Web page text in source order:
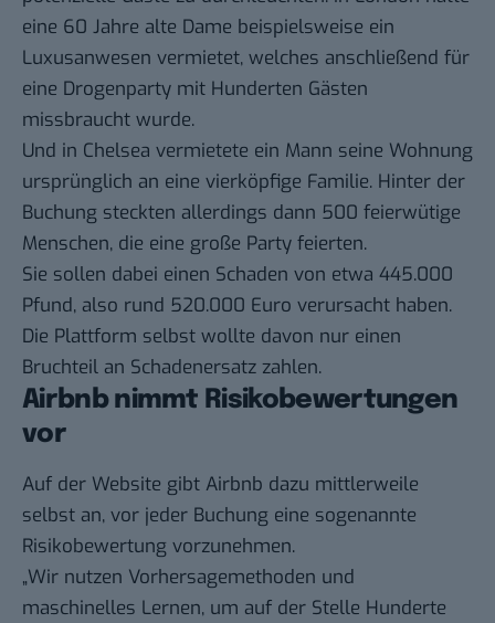
eine 60 Jahre alte Dame beispielsweise ein
Luxusanwesen vermietet, welches anschließend für
eine Drogenparty mit Hunderten Gästen
missbraucht wurde.
Und in Chelsea vermietete ein Mann seine Wohnung
ursprünglich an eine vierköpfige Familie. Hinter der
Buchung steckten allerdings dann 500 feierwütige
Menschen, die eine große Party feierten.
Sie sollen dabei einen Schaden von etwa 445.000
Pfund, also rund 520.000 Euro verursacht haben.
Die Plattform selbst wollte davon nur einen
Bruchteil an Schadenersatz zahlen.
Airbnb nimmt Risikobewertungen
vor
Auf der Website gibt Airbnb dazu mittlerweile
selbst an, vor jeder Buchung eine sogenannte
Risikobewertung vorzunehmen.
„Wir nutzen Vorhersagemethoden und
maschinelles Lernen, um auf der Stelle Hunderte